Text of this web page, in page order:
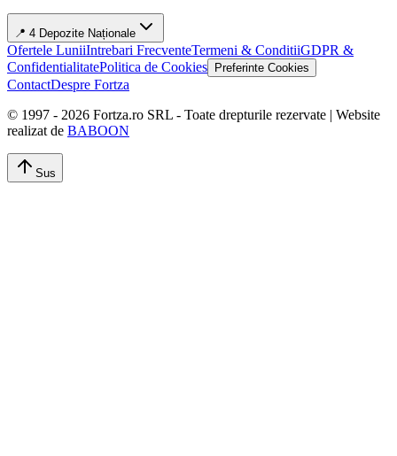
📍 4 Depozite Naționale
Ofertele LuniiIntrebari FrecventeTermeni & ConditiiGDPR &
ConfidentialitatePolitica de Cookies Preferinte Cookies
ContactDespre Fortza
© 1997 - 2026 Fortza.ro SRL - Toate drepturile rezervate | Website
realizat de BABOON
Sus